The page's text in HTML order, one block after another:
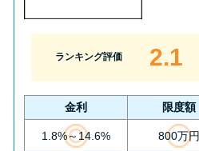
ランキング評価 2.1
金利 限度額
1.8%～14.6% 800万円